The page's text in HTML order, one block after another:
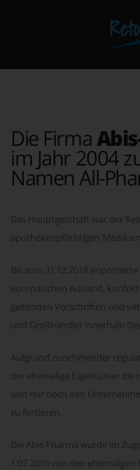
Die Firma
im Jahr 2004
Namen All-
Das Hauptgeschäft war der
apothekenpflichtigen
Bis zum 31.12.2018
europäischen Ausland,
geltenden Vorschriften und
und Großhändler innerhalb
Aufgrund zunehmender
der ehemalige Eigentümer
und nur noch den
zu forcieren.
Die Abis Pharma wurde im
1.07.2019 von den